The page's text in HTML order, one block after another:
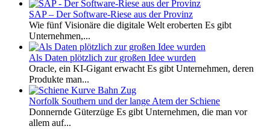
SAP – Der Software-Riese aus der Provinz
Wie fünf Visionäre die digitale Welt eroberten Es gibt
Unternehmen,...
Als Daten plötzlich zur großen Idee wurden
Oracle, ein KI-Gigant erwacht Es gibt Unternehmen, deren
Produkte man...
Norfolk Southern und der lange Atem der Schiene
Donnernde Güterzüge Es gibt Unternehmen, die man vor
allem auf...